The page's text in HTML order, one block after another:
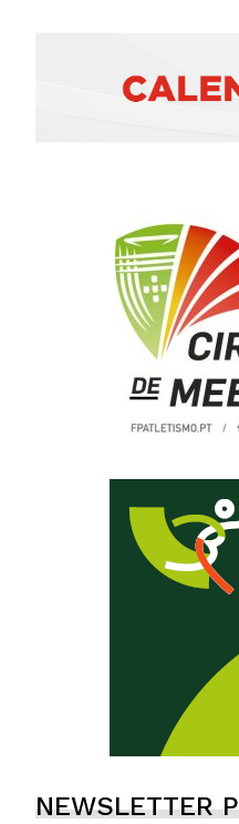
NEWSLETTER